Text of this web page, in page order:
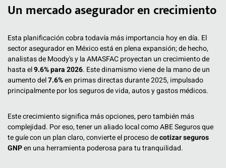
Un mercado asegurador en crecimiento
Esta planificación cobra todavía más importancia hoy en día. El
sector asegurador en México está en plena expansión; de hecho,
analistas de Moody's y la AMASFAC proyectan un crecimiento de
hasta el9.6% para 2026. Este dinamismo viene de la mano de un
aumento del7.6%en primas directas durante 2025, impulsado
principalmente por los seguros de vida, autos y gastos médicos.
Este crecimiento significa más opciones, pero también más
complejidad. Por eso, tener un aliado local como ABE Seguros que
te guíe con un plan claro, convierte el proceso decotizar seguros
GNPen una herramienta poderosa para tu tranquilidad.